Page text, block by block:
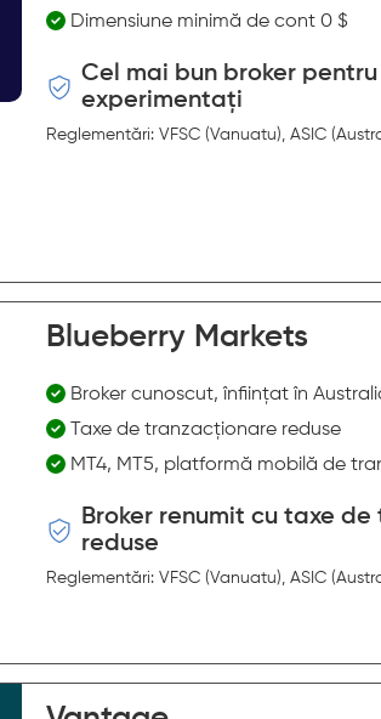
Dimensiune minimă de cont 0 $
Cel mai bun broker
experimentați
Reglementări: VFSC (Vanuatu), ASIC
Blueberry Markets
Broker cunoscut, înființat în
Taxe de tranzacționare reduse
MT4, MT5, platformă mobilă de
Broker renumit cu taxe
reduse
Reglementări: VFSC (Vanuatu), ASIC